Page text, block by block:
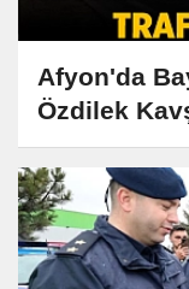
Afyon'da
Özdilek